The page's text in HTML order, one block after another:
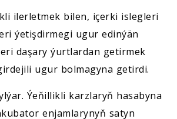
ilerletmek bilen, içerki islegleri
ýetişdirmegi ugur edinýän
daşary ýurtlardan getirmek
ugur bolmagyna getirdi.
Ýeňillikli karzlaryň hasabyna
enjamlarynyň satyn